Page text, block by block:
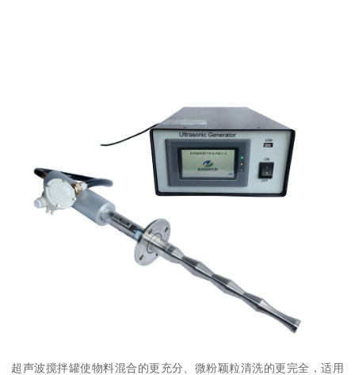
超声波搅拌罐使物料混合的更充分、微粉颖粒清洗的更完全，适用